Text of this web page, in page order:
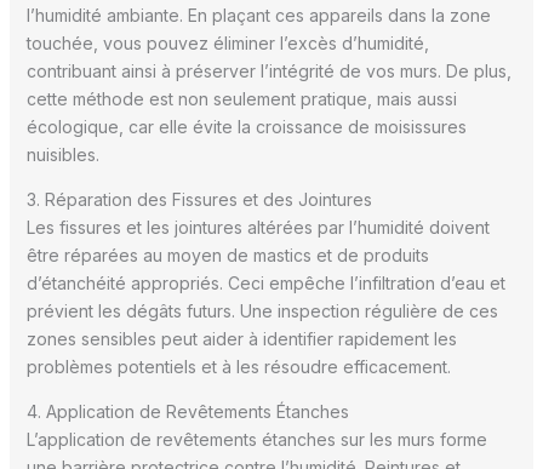
l’humidité ambiante. En plaçant ces appareils dans la zone
touchée, vous pouvez éliminer l’excès d’humidité,
contribuant ainsi à préserver l’intégrité de vos murs. De plus,
cette méthode est non seulement pratique, mais aussi
écologique, car elle évite la croissance de moisissures
nuisibles.
3. Réparation des Fissures et des Jointures
Les fissures et les jointures altérées par l’humidité doivent
être réparées au moyen de mastics et de produits
d’étanchéité appropriés. Ceci empêche l’infiltration d’eau et
prévient les dégâts futurs. Une inspection régulière de ces
zones sensibles peut aider à identifier rapidement les
problèmes potentiels et à les résoudre efficacement.
4. Application de Revêtements Étanches
L’application de revêtements étanches sur les murs forme